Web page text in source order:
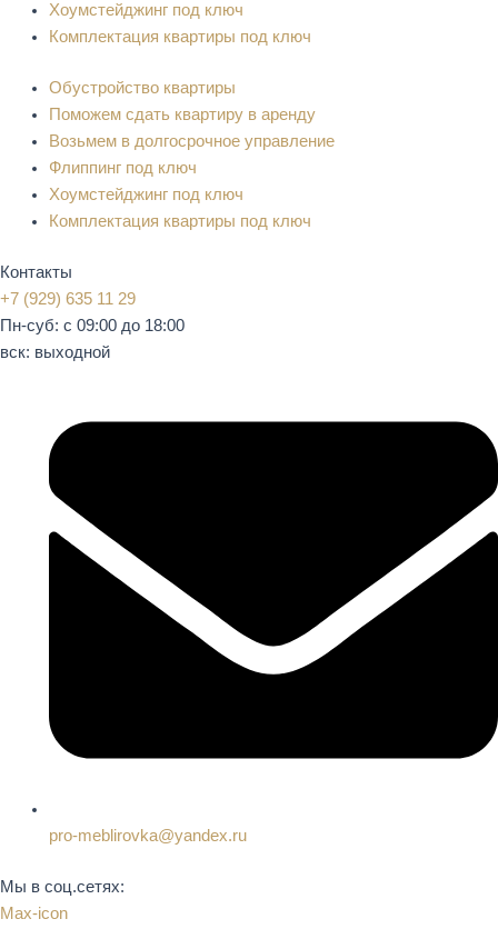
Хоумстейджинг под ключ
Комплектация квартиры под ключ
Обустройство квартиры
Поможем сдать квартиру в аренду
Возьмем в долгосрочное управление
Флиппинг под ключ
Хоумстейджинг под ключ
Комплектация квартиры под ключ
Контакты
+7 (929) 635 11 29
Пн-суб: с 09:00 до 18:00
вск: выходной
pro-meblirovka@yandex.ru
Мы в соц.сетях:
Max-icon